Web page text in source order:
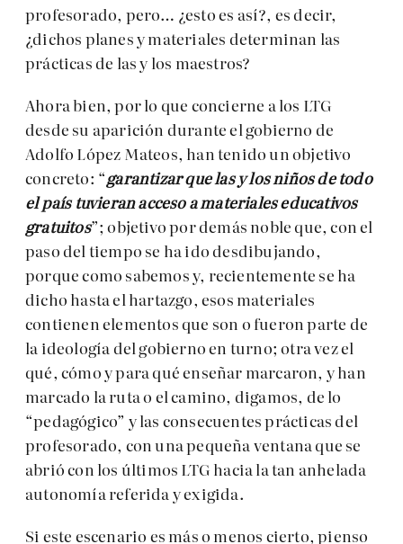
profesorado, pero… ¿esto es así?, es decir,
¿dichos planes y materiales determinan las
prácticas de las y los maestros?
Ahora bien, por lo que concierne a los LTG
desde su aparición durante el gobierno de
Adolfo López Mateos, han tenido un objetivo
concreto: “garantizar que las y los niños de todo
el país tuvieran acceso a materiales educativos
gratuitos”; objetivo por demás noble que, con el
paso del tiempo se ha ido desdibujando,
porque como sabemos y, recientemente se ha
dicho hasta el hartazgo, esos materiales
contienen elementos que son o fueron parte de
la ideología del gobierno en turno; otra vez el
qué, cómo y para qué enseñar marcaron, y han
marcado la ruta o el camino, digamos, de lo
“pedagógico” y las consecuentes prácticas del
profesorado, con una pequeña ventana que se
abrió con los últimos LTG hacia la tan anhelada
autonomía referida y exigida.
Si este escenario es más o menos cierto, pienso